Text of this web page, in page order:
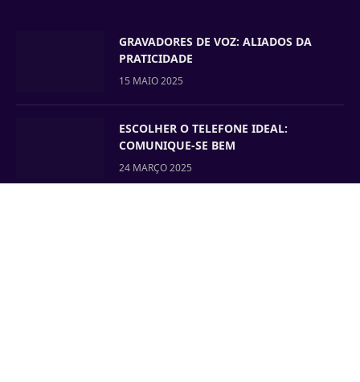
GRAVADORES DE VOZ: ALIADOS DA
PRATICIDADE
15 MAIO 2025
ESCOLHER O TELEFONE IDEAL:
COMUNIQUE-SE BEM
24 MARÇO 2025